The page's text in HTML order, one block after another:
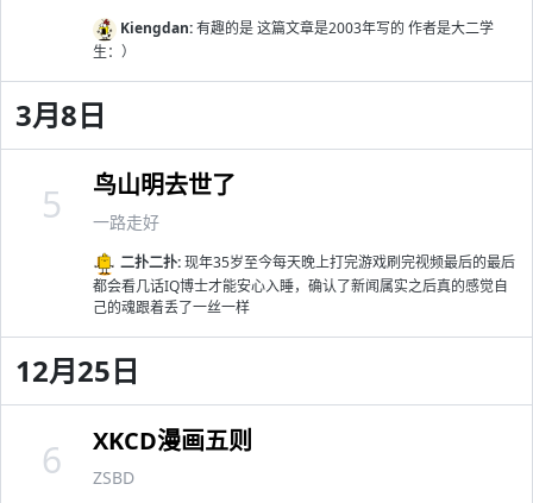
Kiengdan:有趣的是 这篇文章是2003年写的 作者是大二学
生：）
3月8日
鸟山明去世了
一路走好
二扑二扑:现年35岁至今每天晚上打完游戏刷完视频最后的最后
都会看几话IQ博士才能安心入睡，确认了新闻属实之后真的感觉自
己的魂跟着丢了一丝一样
5
12月25日
XKCD漫画五则
ZSBD
6